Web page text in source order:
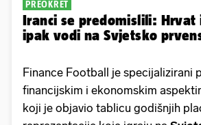
PREOKRET
Iranci se predomislili: Hrvat
ipak vodi na Svjetsko
Finance Football je specijalizirani
financijskim i ekonomskim
koji je objavio tablicu godišnjih